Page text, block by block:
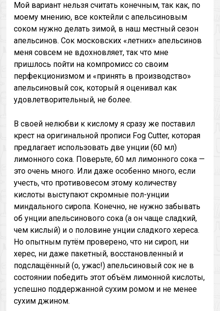
Мой вариант нельзя считать конечным, так как, по
моему мнению, все коктейли с апельсиновым
соком нужно делать зимой, в наш местный сезон
апельсинов. Сок московских «летних» апельсинов
меня совсем не вдохновляет, так что мне
пришлось пойти на компромисс со своим
перфекционизмом и «принять в производство»
апельсиновый сок, который я оценивал как
удовлетворительный, не более.
В своей нелюбви к кислому я сразу же поставил
крест на оригинальной прописи Fog Cutter, которая
предлагает использовать две унции (60 мл)
лимонного сока. Поверьте, 60 мл лимонного сока —
это очень много. Или даже особенно много, если
учесть, что противовесом этому количеству
кислоты выступают скромные пол-унции
миндального сиропа. Конечно, не нужно забывать
об унции апельсинового сока (а он чаще сладкий,
чем кислый) и о половине унции сладкого хереса.
Но опытным путём проверено, что ни сироп, ни
херес, ни даже пакетный, восстановленный и
подслащённый (о, ужас!) апельсиновый сок не в
состоянии победить этот объём лимонной кислоты,
успешно поддержанной сухим ромом и не менее
сухим джином.